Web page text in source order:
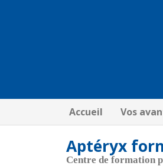
Accueil Vos
Aptéryx
Centre de formation